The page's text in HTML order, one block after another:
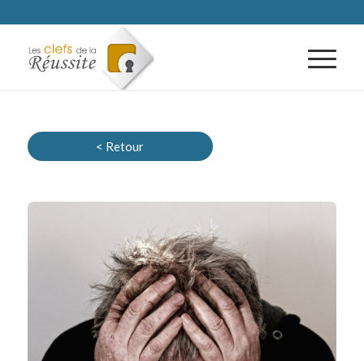
< Retour